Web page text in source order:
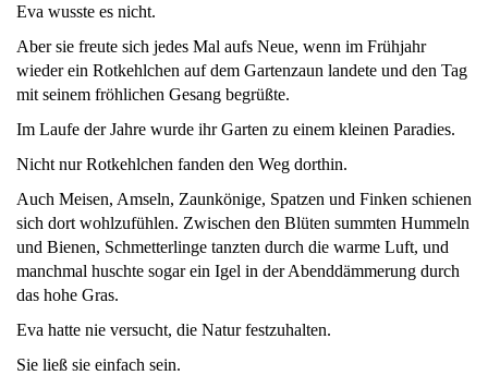
Eva wusste es nicht.
Aber sie freute sich jedes Mal aufs Neue, wenn im Frühjahr
wieder ein Rotkehlchen auf dem Gartenzaun landete und den Tag
mit seinem fröhlichen Gesang begrüßte.
Im Laufe der Jahre wurde ihr Garten zu einem kleinen Paradies.
Nicht nur Rotkehlchen fanden den Weg dorthin.
Auch Meisen, Amseln, Zaunkönige, Spatzen und Finken schienen
sich dort wohlzufühlen. Zwischen den Blüten summten Hummeln
und Bienen, Schmetterlinge tanzten durch die warme Luft, und
manchmal huschte sogar ein Igel in der Abenddämmerung durch
das hohe Gras.
Eva hatte nie versucht, die Natur festzuhalten.
Sie ließ sie einfach sein.